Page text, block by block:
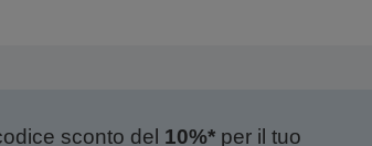
sconto del 10%*per il tuo